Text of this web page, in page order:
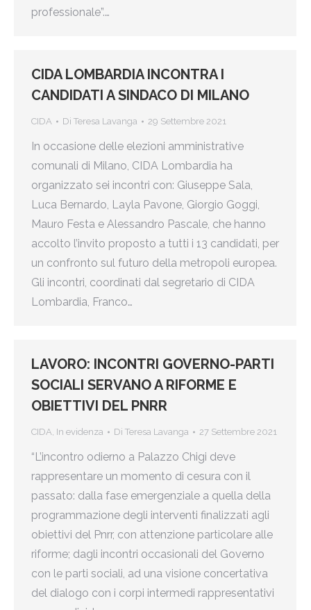
professionale”.…
CIDA LOMBARDIA INCONTRA I
CANDIDATI A SINDACO DI MILANO
CIDA Di Teresa Lavanga 29 Settembre 2021
In occasione delle elezioni amministrative
comunali di Milano, CIDA Lombardia ha
organizzato sei incontri con: Giuseppe Sala,
Luca Bernardo, Layla Pavone, Giorgio Goggi,
Mauro Festa e Alessandro Pascale, che hanno
accolto l’invito proposto a tutti i 13 candidati, per
un confronto sul futuro della metropoli europea.
Gli incontri, coordinati dal segretario di CIDA
Lombardia, Franco…
LAVORO: INCONTRI GOVERNO-PARTI
SOCIALI SERVANO A RIFORME E
OBIETTIVI DEL PNRR
CIDA, In evidenza Di Teresa Lavanga 27 Settembre 2021
“L’incontro odierno a Palazzo Chigi deve
rappresentare un momento di cesura con il
passato: dalla fase emergenziale a quella della
programmazione degli interventi finalizzati agli
obiettivi del Pnrr, con attenzione particolare alle
riforme; dagli incontri occasionali del Governo
con le parti sociali, ad una visione concertativa
del dialogo con i corpi intermedi rappresentativi